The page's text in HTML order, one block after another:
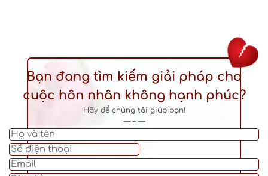
Bạn đang tìm kiếm giải pháp cho
cuộc hôn nhân không hạnh phúc?
Hãy để chúng tôi giúp bạn!
— – —